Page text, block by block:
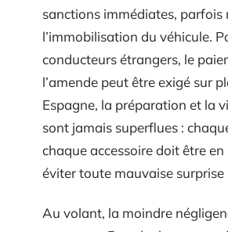
sanctions immédiates, parfois
l’immobilisation du véhicule.
conducteurs étrangers, le
l’amende peut être exigé sur
Espagne, la préparation et la
sont jamais superflues :
chaque accessoire doit être
éviter toute mauvaise surprise
Au volant, la moindre